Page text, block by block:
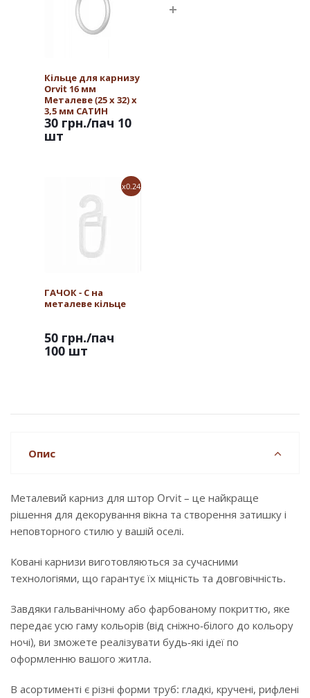
Кільце для карнизу
Orvit 16 мм
Металеве (25 х 32) х
3,5 мм САТИН
30 грн./пач 10
шт
x0.24
ГАЧОК - С на
металеве кільце
50 грн./пач
100 шт
Опис
Металевий карниз для штор Orvit – це найкраще
рішення для декорування вікна та створення затишку і
неповторного стилю у вашій оселі.
Ковані карнизи виготовляються за сучасними
технологіями, що гарантує їх міцність та довговічність.
Завдяки гальванічному або фарбованому покриттю, яке
передає усю гаму кольорів (від сніжно-білого до кольору
ночі), ви зможете реалізувати будь-які ідеї по
оформленню вашого житла.
В асортименті є різні форми труб: гладкі, кручені, рифлені